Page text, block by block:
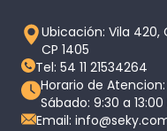
Ubicación: Vila 420,
CP 1405
Tel: 54 11 21534264
Horario de Atencion:
Sábado: 9:30 a
Email: